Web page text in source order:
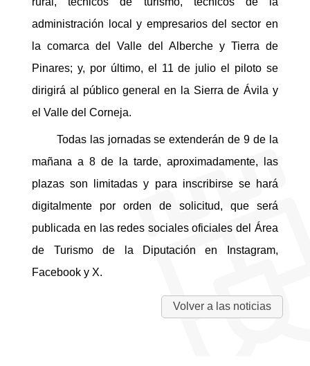
administración local y empresarios del sector en
la comarca del Valle del Alberche y Tierra de
Pinares; y, por último, el 11 de julio el piloto se
dirigirá al público general en la Sierra de Ávila y
el Valle del Corneja.
Todas las jornadas se extenderán de 9 de la
mañana a 8 de la tarde, aproximadamente, las
plazas son limitadas y para inscribirse se hará
digitalmente por orden de solicitud, que será
publicada en las redes sociales oficiales del Área
de Turismo de la Diputación en Instagram,
Facebook y X.
Volver a las noticias